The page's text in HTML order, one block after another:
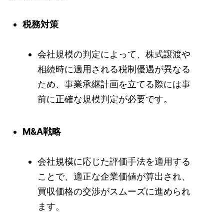
税務対策
会社規模の判定によって、株式譲渡や
相続時に適用される税制優遇が異なる
ため、事業承継計画を立てる際には事
前に正確な規模判定が必要です。
M&A戦略
会社規模に応じた評価手法を適用する
ことで、適正な企業価値が算出され、
買収価格の交渉がスムーズに進められ
ます。